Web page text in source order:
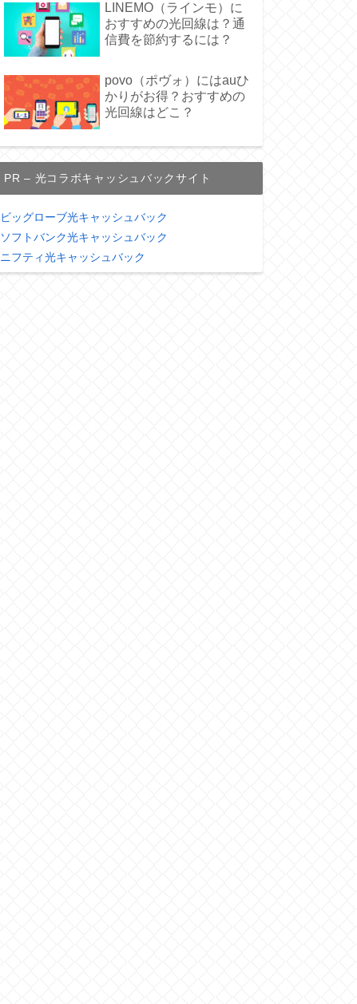
LINEMO（ラインモ）に
おすすめの光回線は？通
信費を節約するには？
povo（ポヴォ）にはauひ
かりがお得？おすすめの
光回線はどこ？
PR – 光コラボキャッシュバックサイト
ビッグローブ光キャッシュバック
ソフトバンク光キャッシュバック
ニフティ光キャッシュバック